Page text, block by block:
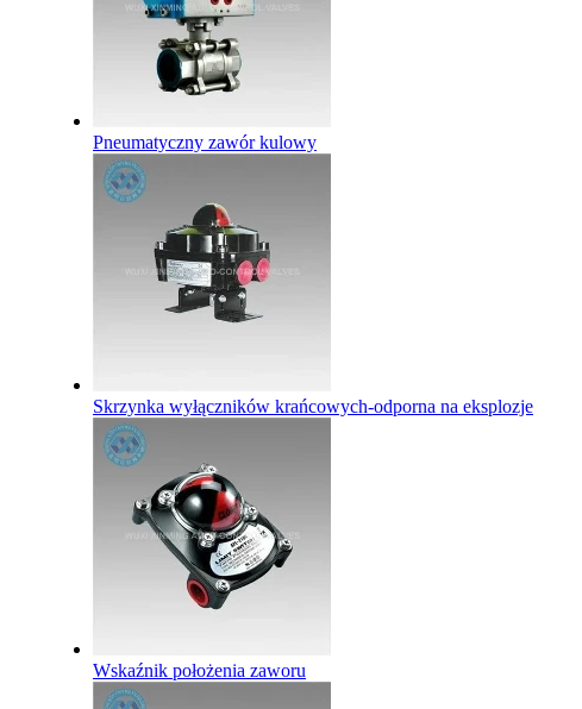
Pneumatyczny zawór kulowy
Skrzynka wyłączników krańcowych-odporna na eksplozje
Wskaźnik położenia zaworu